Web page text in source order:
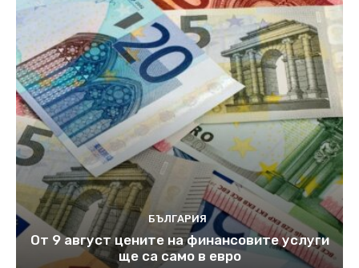
БЪЛГАРИЯ
От 9 август цените на финансовите услуги
ще са само в евро